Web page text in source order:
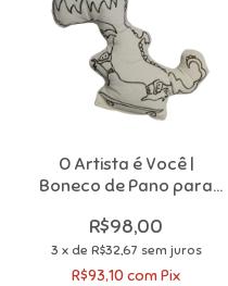
O Artista é Você |
Boneco de Pano para
Canetinhas
R$98,00
3 x de R$32,67 sem juros
R$93,10comPix